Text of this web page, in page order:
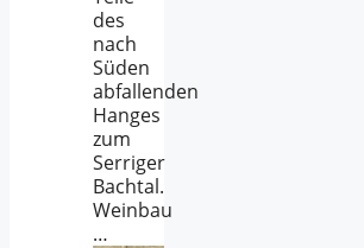
des
nach
Süden
abfallenden
Hanges
zum
Serriger
Bachtal.
Weinbau
…